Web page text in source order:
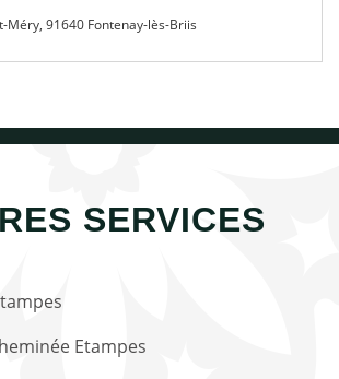
Méry, 91640 Fontenay-lès-Briis
SERVICES
Etampes